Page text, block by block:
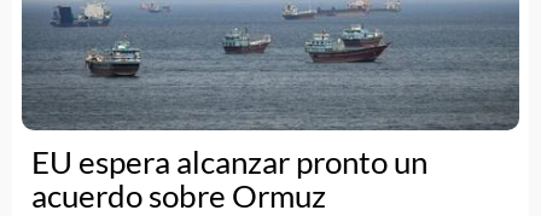
EU espera alcanzar pronto un
acuerdo sobre Ormuz